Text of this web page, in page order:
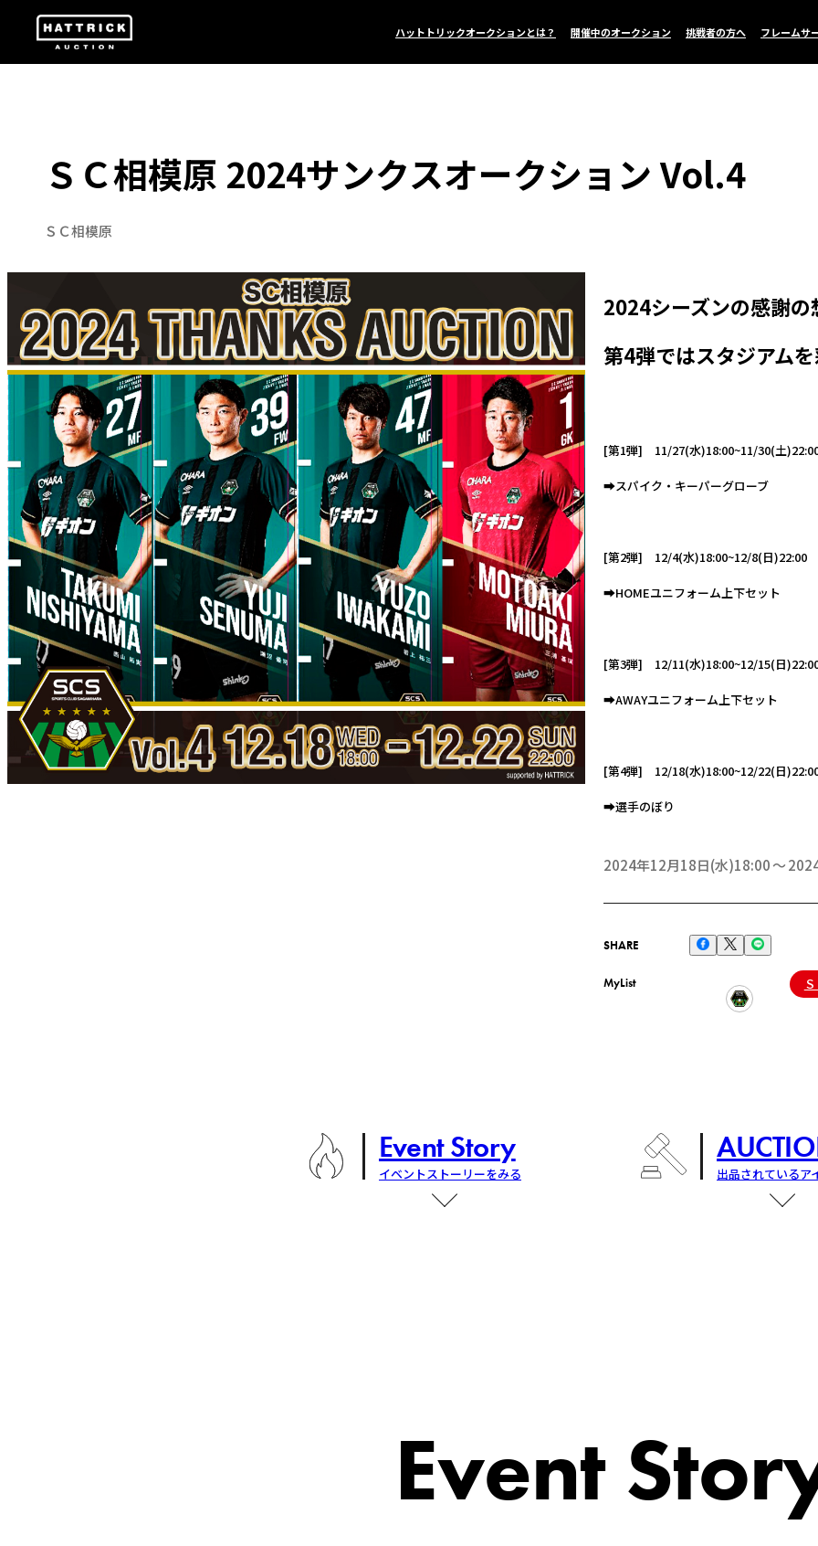
ハットトリックオークションとは？ 開催中のオークション 挑戦者の方へ フレームサ
ＳＣ相模原 2024サンクスオークション Vol.4
ＳＣ相模原
2024シーズンの感謝
第4弾ではスタジアム
[第1弾] 11/27(水)18:00~11/30(土
➡スパイク・キーパーグローブ
[第2弾] 12/4(水)18:00~12/8(日)22:00
➡HOMEユニフォーム上下セット
[第3弾] 12/11(水)18:00~12/15(日
➡AWAYユニフォーム上下セット
[第4弾] 12/18(水)18:00~12/22(日
➡選手のぼり
2024年12月18日(水)18:00
SHARE
MyList
Event Story
イベントストーリーをみる 出品されているア
Event